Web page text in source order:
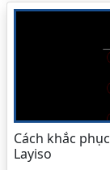
Cách khắc
Layiso